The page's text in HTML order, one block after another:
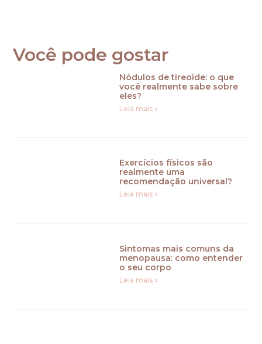
Você pode gostar
Nódulos de tireoide: o que
você realmente sabe sobre
eles?
Leia mais »
Exercícios físicos são
realmente uma
recomendação universal?
Leia mais »
Sintomas mais comuns da
menopausa: como entender
o seu corpo
Leia mais »